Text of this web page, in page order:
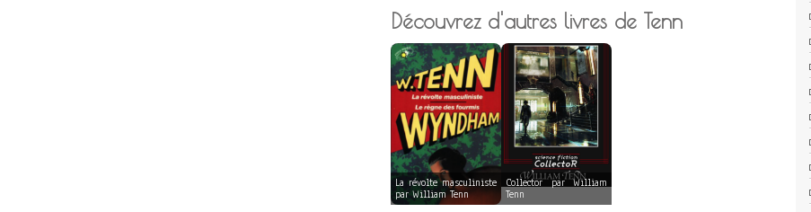
Découvrez d'autres livres de Tenn
La révolte masculiniste
par William Tenn
Collector par William
Tenn